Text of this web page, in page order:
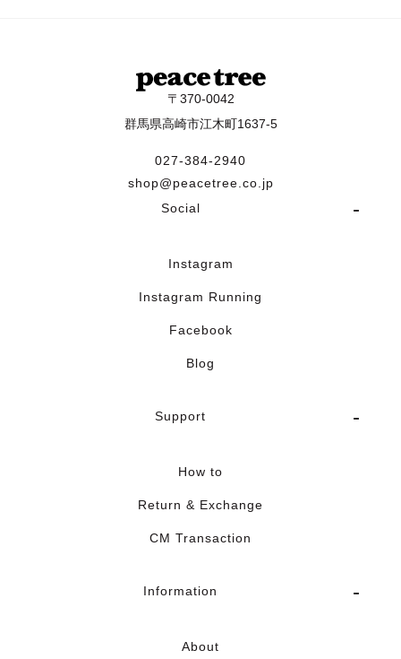
〒370-0042
群馬県高崎市江木町1637-5
027-384-2940
shop@peacetree.co.jp
Social
Instagram
Instagram Running
Facebook
Blog
Support
How to
Return & Exchange
CM Transaction
Information
About